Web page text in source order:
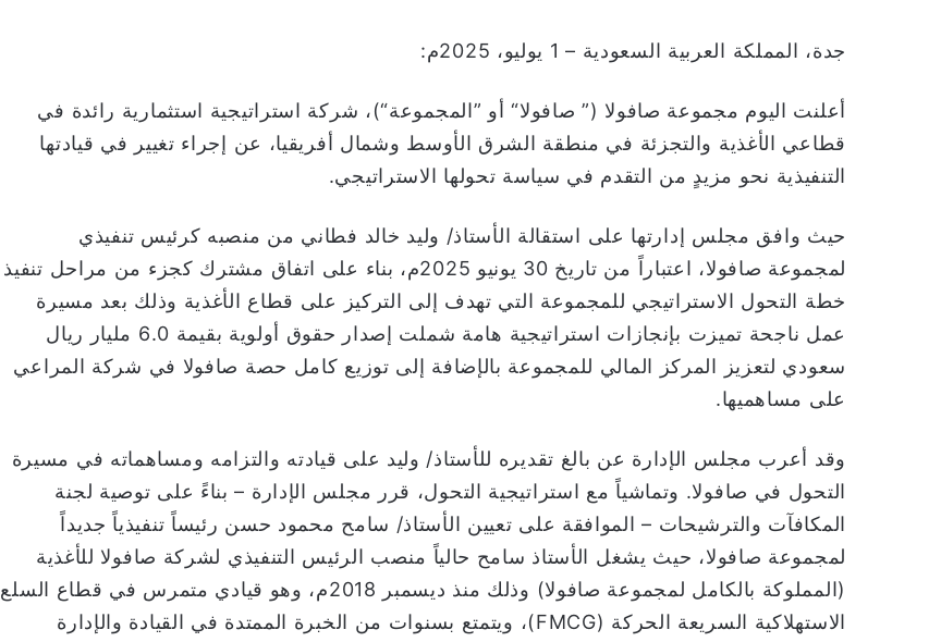
جدة، المملكة العربية السعودية – 1 يوليو، 2025م:
أعلنت اليوم مجموعة صافولا (” صافولا“ أو ”المجموعة“)، شركة استراتيجية استثمارية رائدة في
قطاعي الأغذية والتجزئة في منطقة الشرق الأوسط وشمال أفريقيا، عن إجراء تغيير في قيادتها
التنفيذية نحو مزيدٍ من التقدم في سياسة تحولها الاستراتيجي.
حيث وافق مجلس إدارتها على استقالة الأستاذ/ وليد خالد فطاني من منصبه كرئيس تنفيذي
لمجموعة صافولا، اعتباراً من تاريخ 30 يونيو 2025م، بناء على اتفاق مشترك كجزء من مراحل تنفيذ
خطة التحول الاستراتيجي للمجموعة التي تهدف إلى التركيز على قطاع الأغذية وذلك بعد مسيرة
عمل ناجحة تميزت بإنجازات استراتيجية هامة شملت إصدار حقوق أولوية بقيمة 6.0 مليار ريال
سعودي لتعزيز المركز المالي للمجموعة بالإضافة إلى توزيع كامل حصة صافولا في شركة المراعي
على مساهميها.
وقد أعرب مجلس الإدارة عن بالغ تقديره للأستاذ/ وليد على قيادته والتزامه ومساهماته في مسيرة
التحول في صافولا. وتماشياً مع استراتيجية التحول، قرر مجلس الإدارة – بناءً على توصية لجنة
المكافآت والترشيحات – الموافقة على تعيين الأستاذ/ سامح محمود حسن رئيساً تنفيذياً جديداً
لمجموعة صافولا، حيث يشغل الأستاذ سامح حالياً منصب الرئيس التنفيذي لشركة صافولا للأغذية
(المملوكة بالكامل لمجموعة صافولا) وذلك منذ ديسمبر 2018م، وهو قيادي متمرس في قطاع السلع
الاستهلاكية السريعة الحركة (FMCG)، ويتمتع بسنوات من الخبرة الممتدة في القيادة والإدارة